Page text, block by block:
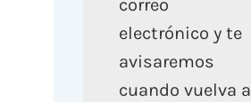
correo
electrónico y te
avisaremos
cuando vuelva a